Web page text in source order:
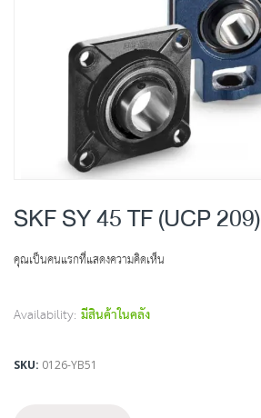
to
the
SKF SY 45 TF (UCP 209)
คุณเป็นคนแรกที่แสดงความคิดเห็น
Availability: มีสินค้าในคลัง
SKU 0126-YB51